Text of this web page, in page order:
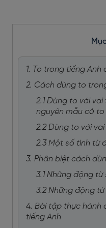
1. To trong tiếng Anh
2. Cách dùng to
2.1 Dùng to với
nguyên mẫu có to
2.2 Dùng to với
2.3 Một số tình từ
3. Phân biệt cách
3.1 Những động
3.2 Những động
4. Bài tập thực hành
tiếng Anh